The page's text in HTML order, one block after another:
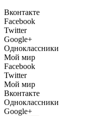
Вконтакте
Facebook
Twitter
Google+
Одноклассники
Мой мир
Facebook
Twitter
Мой мир
Вконтакте
Одноклассники
Google+